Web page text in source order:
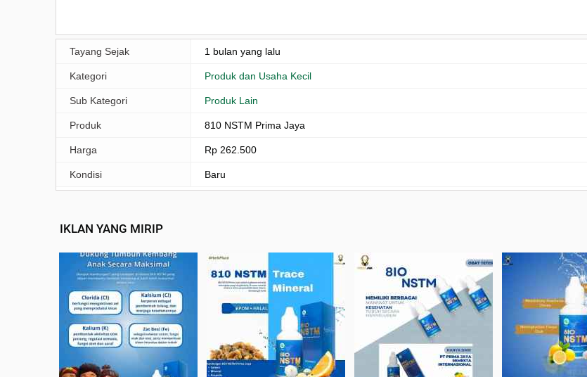
Tayang Sejak 1 bulan yang lalu
Kategori Produk dan Usaha Kecil
Sub Kategori Produk Lain
Produk 810 NSTM Prima Jaya
Harga Rp 262.500
Kondisi Baru
IKLAN YANG MIRIP